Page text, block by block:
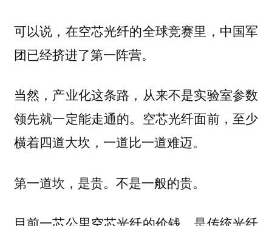
可以说，在空芯光纤的全球竞赛里，中国军
团已经挤进了第一阵营。
当然，产业化这条路，从来不是实验室参数
领先就一定能走通的。空芯光纤面前，至少
横着四道大坎，一道比一道难迈。
第一道坎，是贵。不是一般的贵。